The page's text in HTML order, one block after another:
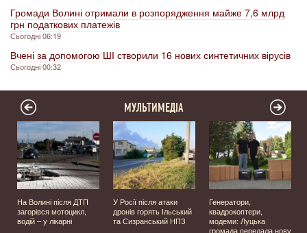
Громади Волині отримали в розпорядження майже 7,6 млрд
грн податкових платежів
Сьогодні 06:19
Вчені за допомогою ШІ створили 16 нових синтетичних вірусів
Сьогодні 00:32
МУЛЬТИМЕДІА
На Волині після ДТП
загорівся мотоцикл,
водій – у лікарні
У Росії після атаки
дронів горять Ільський
та Сизранський НПЗ
Генератори,
квадрокоптери,
модеми: Луцька
громада передала нову